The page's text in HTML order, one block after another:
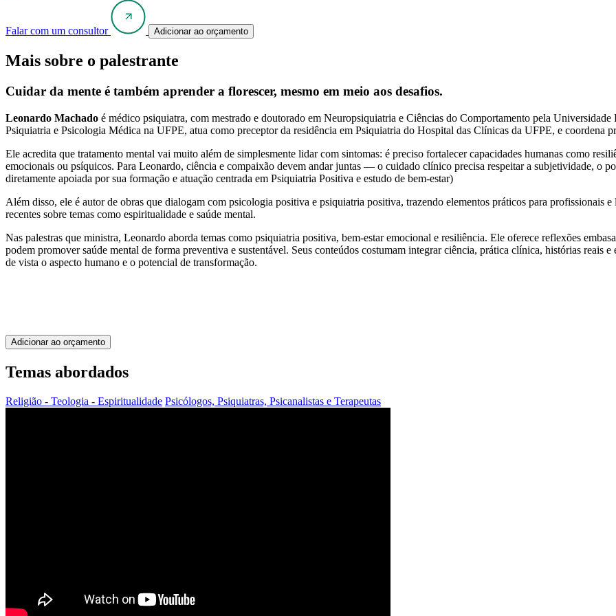
Falar com um consultor Adicionar ao orçamento
Mais sobre o palestrante
Cuidar da mente é também aprender a florescer, mesmo em meio aos desafios.
Leonardo Machado é médico psiquiatra, com mestrado e doutorado em Neuropsiquiatria e Ciências do Comportamento pela
Psiquiatria e Psicologia Médica na UFPE, atua como preceptor da residência em Psiquiatria do Hospital das Clínicas da UFPE, e coordena
Ele acredita que tratamento mental vai muito além de simplesmente lidar com sintomas: é preciso fortalecer capacidades humanas como
emocionais ou psíquicos. Para Leonardo, ciência e compaixão devem andar juntas — o cuidado clínico precisa respeitar a subjetividade, o
diretamente apoiada por sua formação e atuação centrada em Psiquiatria Positiva e estudo de bem-estar)
Além disso, ele é autor de obras que dialogam com psicologia positiva e psiquiatria positiva, trazendo elementos práticos para profissionais
recentes sobre temas como espiritualidade e saúde mental.
Nas palestras que ministra, Leonardo aborda temas como psiquiatria positiva, bem-estar emocional e resiliência. Ele oferece reflexões
podem promover saúde mental de forma preventiva e sustentável. Seus conteúdos costumam integrar ciência, prática clínica, histórias reais
de vista o aspecto humano e o potencial de transformação.
Adicionar ao orçamento
Temas abordados
Religião - Teologia - Espiritualidade Psicólogos, Psiquiatras, Psicanalistas e Terapeutas